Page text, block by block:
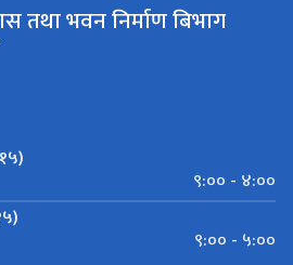
तथा भवन निर्माण बिभाग
९:०० - ४:००
९:०० - ५:००